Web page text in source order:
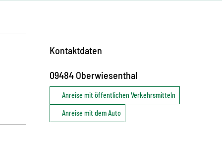
Kontaktdaten
09484 Oberwiesenthal
Anreise mit öffentlichen Verkehrsmitteln
Anreise mit dem Auto